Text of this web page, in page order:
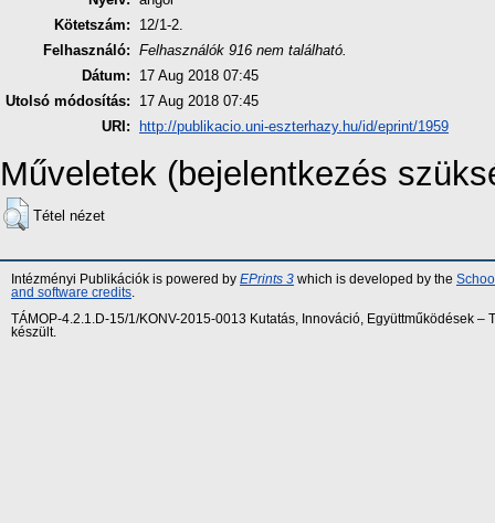
Kötetszám:
12/1-2.
Felhasználó: Felhasználók 916 nem található.
Dátum:
17 Aug 2018 07:45
Utolsó módosítás:
17 Aug 2018 07:45
URI:
http://publikacio.uni-eszterhazy.hu/id/eprint/1959
Műveletek (bejelentkezés
Tétel nézet
Intézményi Publikációk is powered by EPrints 3 which is developed by the
and software credits
TÁMOP-4.2.1.D-15/1/KONV-2015-0013 Kutatás, Innováció, Együttműködések
készült.